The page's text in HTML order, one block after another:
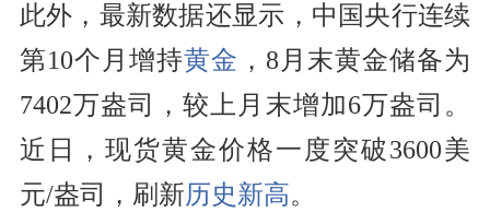
此外，最新数据还显示，中国央行连续
第10个月增持黄金 ，8月末黄金储备为
7402万盎司，较上月末增加6万盎司。
近日，现货黄金价格一度突破3600美
元/盎司，刷新历史新高。